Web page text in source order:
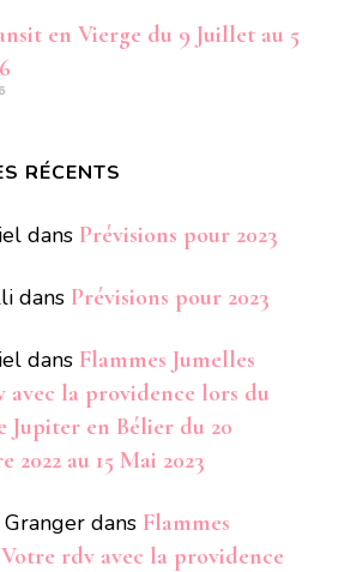
en Vierge du 9 Juillet au 5
RÉCENTS
dans Prévisions pour 2023
dans Prévisions pour 2023
dans Flammes Jumelles
avec la providence lors du
Jupiter en Bélier du 20
2022 au 15 Mai 2023
dans Flammes
rdv avec la providence